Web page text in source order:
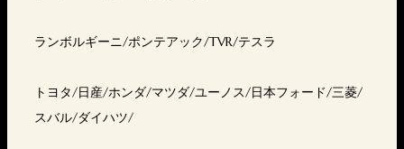
ランボルギーニ/ポンテアック/TVR/テスラ
トヨタ/日産/ホンダ/マツダ/ユーノス/日本フォード/三菱/
スバル/ダイハツ/